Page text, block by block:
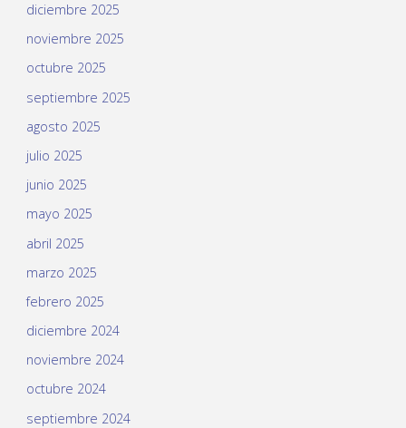
diciembre 2025
noviembre 2025
octubre 2025
septiembre 2025
agosto 2025
julio 2025
junio 2025
mayo 2025
abril 2025
marzo 2025
febrero 2025
diciembre 2024
noviembre 2024
octubre 2024
septiembre 2024